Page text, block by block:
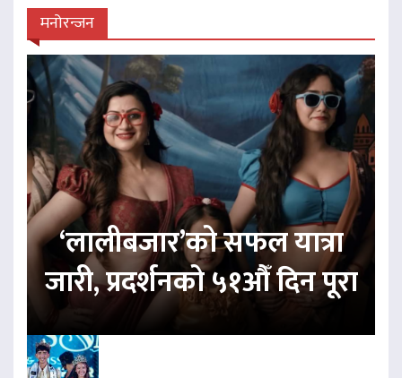
मनोरन्जन
‘लालीबजार’को सफल यात्रा
जारी, प्रदर्शनको ५१औँ दिन पूरा